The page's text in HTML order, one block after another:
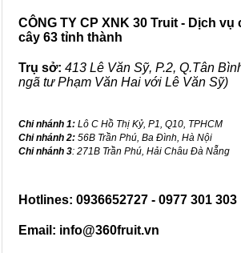
CÔNG TY CP XNK 30 Truit - Dịch
cây 63 tỉnh thành
Trụ sở: 413 Lê Văn Sỹ, P.2, Q.Tân
ngã tư Phạm Văn Hai với Lê Văn Sỹ)
Chi nhánh 1: Lô C Hồ Thị Kỷ, P1, Q10, TPHCM
Chi nhánh 2: 56B Trần Phú, Ba Đình, Hà Nội
Chi nhánh 3: 271B Trần Phú, Hải Châu Đà Nẵng
Hotlines: 0936652727 - 0977 301 303
Email: info@360fruit.vn